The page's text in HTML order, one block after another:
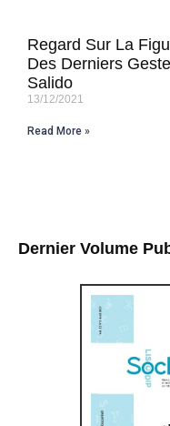
Dernier Volume
Regard Sur La
Des Derniers
Salido
13/12/2021
Read More »